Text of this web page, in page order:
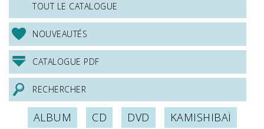
TOUT LE CATALOGUE
NOUVEAUTÉS
CATALOGUE PDF
RECHERCHER
ALBUM CD DVD KAMISHIBAÏ